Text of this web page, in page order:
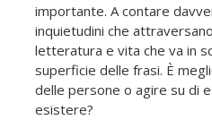
importante. A contare
inquietudini che
letteratura e vita che va in
superficie delle frasi. È
delle persone o agire su di
esistere?